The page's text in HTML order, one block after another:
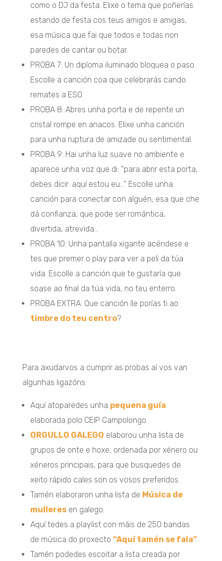
como o DJ da festa. Elixe o tema que poñerías
estando de festa cos teus amigos e amigas,
esa música que fai que todos e todas non
paredes de cantar ou botar.
PROBA 7: Un diploma iluminado bloquea o paso.
Escolle a canción coa que celebrarás cando
remates a ESO.
PROBA 8: Abres unha porta e de repente un
cristal rompe en anacos. Elixe unha canción
para unha ruptura de amizade ou sentimental.
PROBA 9: Hai unha luz suave no ambiente e
aparece unha voz que di: “para abrir esta porta,
debes dicir: aquí estou eu…” Escolle unha
canción para conectar con alguén, esa que che
dá confianza, que pode ser romántica,
divertida, atrevida…
PROBA 10: Unha pantalla xigante acéndese e
tes que premer o play para ver a peli da túa
vida. Escolle a canción que te gustaría que
soase ao final da túa vida, no teu enterro.
PROBA EXTRA: Que canción lle porías ti ao
timbre do teu centro?
Para axudarvos a cumprir as probas aí vos van
algunhas ligazóns:
Aquí atoparedes unha pequena guía
elaborada polo CEIP Campolongo.
ORGULLO GALEGO elaborou unha lista de
grupos de onte e hoxe, ordenada por xénero ou
xéneros principais, para que busquedes de
xeito rápido cales son os vosos preferidos.
Tamén elaboraron unha lista de Música de
mulleresen galego.
Aquí tedes a playlist con máis de 250 bandas
de música do proxecto “Aquí tamén se fala”.
Tamén podedes escoitar a lista creada por